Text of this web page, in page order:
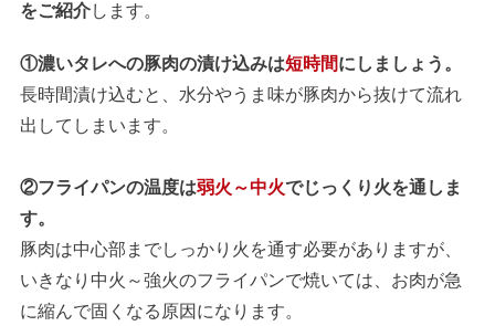
をご紹介します。
①濃いタレへの豚肉の漬け込みは短時間にしましょう。
長時間漬け込むと、水分やうま味が豚肉から抜けて流れ
出してしまいます。
②フライパンの温度は弱火～中火でじっくり火を通しま
す。
豚肉は中心部までしっかり火を通す必要がありますが、
いきなり中火～強火のフライパンで焼いては、お肉が急
に縮んで固くなる原因になります。